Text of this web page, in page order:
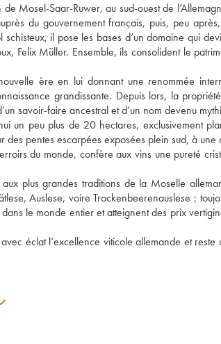
Mosel-Saar-Ruwer, au sud-ouest de
du gouvernement français, puis, peu
il pose les bases d’un domaine qui
Felix Müller. Ensemble, ils consolident le
ère en lui donnant une renommée
grandissante. Depuis lors, la
savoir-faire ancestral et d’un nom devenu
un peu plus de 20 hectares, exclusivement
des pentes escarpées exposées plein sud, à
du monde, confère aux vins une pureté
plus grandes traditions de la Moselle
Auslese, voire Trockenbeerenauslese ;
le monde entier et atteignent des prix
éclat l’excellence viticole allemande et